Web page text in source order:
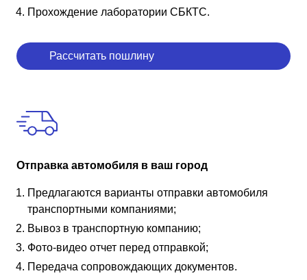
Прохождение лаборатории СБКТС.
Рассчитать пошлину
Отправка автомобиля в ваш город
Предлагаются варианты отправки автомобиля
транспортными компаниями;
Вывоз в транспортную компанию;
Фото-видео отчет перед отправкой;
Передача сопровождающих документов.